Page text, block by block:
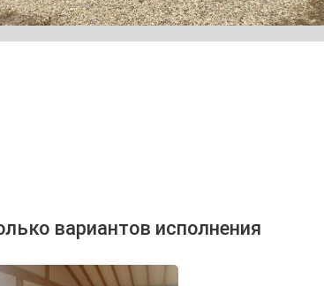
вариантов исполнения